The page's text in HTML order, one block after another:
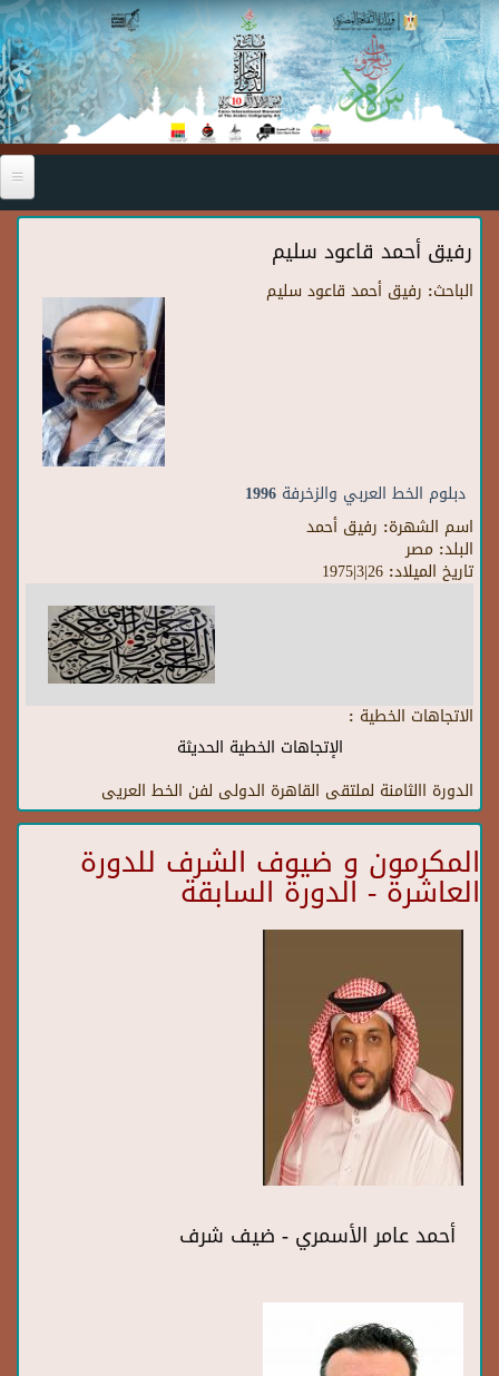
Skip to main content
رفيق أحمد قاعود سليم
الباحث: رفيق أحمد قاعود سليم
دبلوم الخط العربي والزخرفة 1996
اسم الشهرة: رفيق أحمد
البلد: مصر
تاريخ الميلاد: 26|3|1975
الاتجاهات الخطية :
الإتجاهات الخطية الحديثة
الدورة االثامنة لملتقى القاهرة الدولى لفن الخط العريى
المكرمون و ضيوف الشرف للدورة
العاشرة - الدورة السابقة
أحمد عامر الأسمري - ضيف شرف